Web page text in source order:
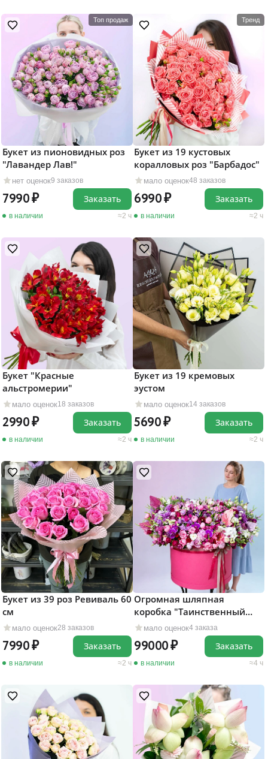
Топ продаж
нет оценок9 заказов
Букет из пионовидных роз
"Лавандер Лав!"
7990
в наличии 2 ч
Заказать
Тренд
мало оценок48 заказов
Букет из 19 кустовых
коралловых роз "Барбадос"
6990
в наличии 2 ч
Заказать
мало оценок18 заказов
Букет "Красные
альстромерии"
2990
в наличии 2 ч
Заказать
мало оценок14 заказов
Букет из 19 кремовых
эустом
5690
в наличии 2 ч
Заказать
мало оценок28 заказов
Букет из 39 роз Ревиваль 60
см
7990
в наличии 2 ч
Заказать
мало оценок4 заказа
Огромная шляпная
коробка "Таинственный
сад"
99000
в наличии 4 ч
Заказать